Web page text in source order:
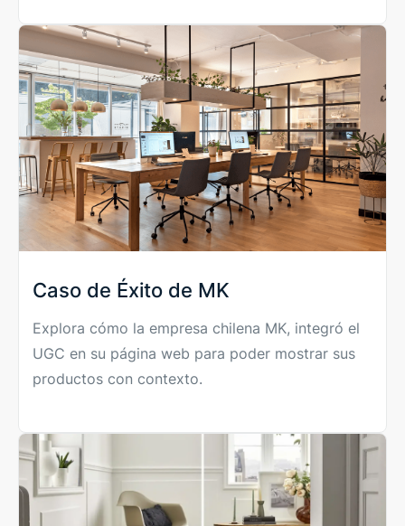
Caso de Éxito de MK
Explora cómo la empresa chilena MK, integró el
UGC en su página web para poder mostrar sus
productos con contexto.